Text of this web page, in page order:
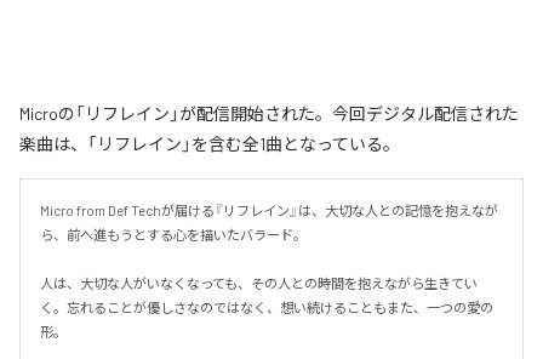
Microの「リフレイン」が配信開始された。今回デジタル配信された
楽曲は、「リフレイン」を含む全1曲となっている。
Micro from Def Techが届ける『リフレイン』は、大切な人との記憶を抱えなが
ら、前へ進もうとする心を描いたバラード。
人は、大切な人がいなくなっても、その人との時間を抱えながら生きてい
く。忘れることが優しさなのではなく、想い続けることもまた、一つの愛の
形。